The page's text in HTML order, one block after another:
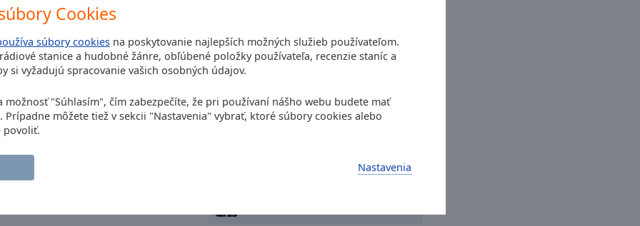
Cookies
súbory cookies na poskytovanie najlepších možných služieb používateľom.
stanice a hudobné žánre, obľúbené položky používateľa, recenzie staníc a
si vyžadujú spracovanie vašich osobných údajov.
možnosť "Súhlasím", čím zabezpečíte, že pri používaní nášho webu budete mať
Prípadne môžete tiež v sekcii "Nastavenia" vybrať, ktoré súbory cookies alebo
povoliť.
Nastavenia
(Sander van Doorn Remix)
Coldplay